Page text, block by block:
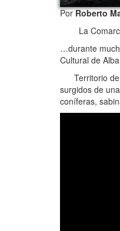
PorRoberto
La Comarca
…durante
Cultural de
Territorio de
surgidos de
coníferas,